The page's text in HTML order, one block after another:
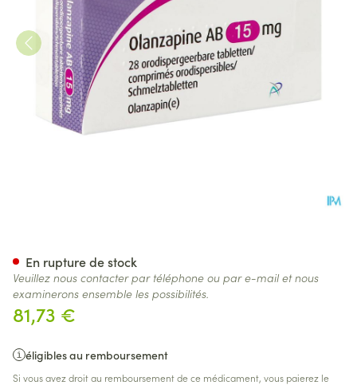
81,73 €
éligibles au remboursement
Si vous avez droit au remboursement de ce médicament, vous paierez le
En rupture de stock
Veuillez nous contacter par téléphone ou par e-mail et nous
examinerons ensemble les possibilités.